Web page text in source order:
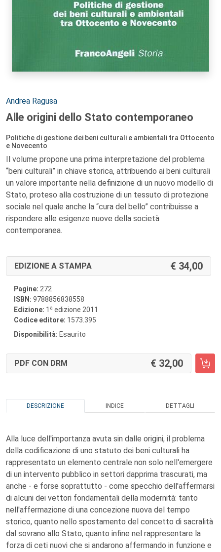
Autori:
Andrea Ragusa
Alle origini dello Stato contemporaneo
Politiche di gestione dei beni culturali e ambientali tra Ottocento
e Novecento
Il volume propone una prima interpretazione del problema
“beni culturali” in chiave storica, attribuendo ai beni culturali
un valore importante nella definizione di un nuovo modello di
Stato, proteso alla costruzione di un tessuto di protezione
sociale nel quale anche la “cura del bello” contribuisse a
rispondere alle esigenze nuove della società
contemporanea.
EDIZIONE A STAMPA 34,00
Pagine: 272
ISBN: 9788856838558
Edizione: 1 a edizione 2011
Codice editore: 1573.395
Disponibilità: Esaurito
PDF CON DRM 32,00
DESCRIZIONE INDICE DETTAGLI
Alla luce dell'importanza avuta sin dalle origini, il problema
della codificazione di uno statuto dei beni culturali ha
rappresentato un elemento centrale non solo nell'emergere
di un intervento pubblico in settori dapprima trascurati, ma
anche - e forse soprattutto - come specchio dell'affermarsi
di alcuni dei vettori fondamentali della modernità: tanto
nell'affermazione di una concezione nuova del tempo
storico, quanto nello spostamento del concetto di sacralità
dal sovrano allo Stato, quanto infine nel rappresentare la
forza di ceti nuovi che si andarono affermando in funzione e